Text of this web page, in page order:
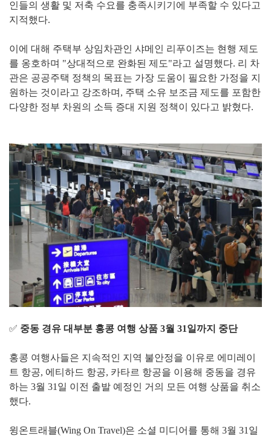
인들의 생활 및 저축 수요를 충족시키기에 부족할 수 있다고
지적했다.
이에 대해 주택부 상임차관인 샤메인 리푸이즈는 현행 제도
를 옹호하며 "상대적으로 완화된 제도"라고 설명했다. 리 차
관은 공공주택 정책의 목표는 가장 도움이 필요한 가정을 지
원하는 것이라고 강조하며, 주택 소유 보조금 제도를 포함한
다양한 정부 차원의 소득 증대 지원 정책이 있다고 밝혔다.
✅ 중동 경유 대부분 홍콩 여행 상품 3월 31일까지 중단
홍콩 여행사들은 지속적인 지역 불안정을 이유로 에미레이
트 항공, 에티하드 항공, 카타르 항공을 이용해 중동을 경유
하는 3월 31일 이전 출발 예정인 거의 모든 여행 상품을 취소
했다.
윙온트래블(Wing On Travel)은 소셜 미디어를 통해 3월 31일